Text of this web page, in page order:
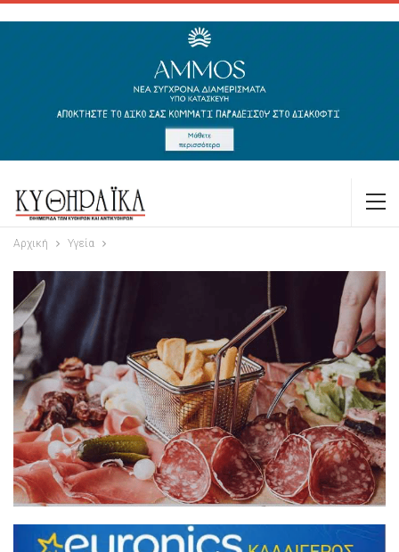
Αρχική Υγεία